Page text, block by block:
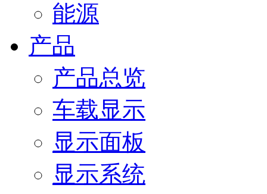
能源
产品
产品总览
车载显示
显示面板
显示系统